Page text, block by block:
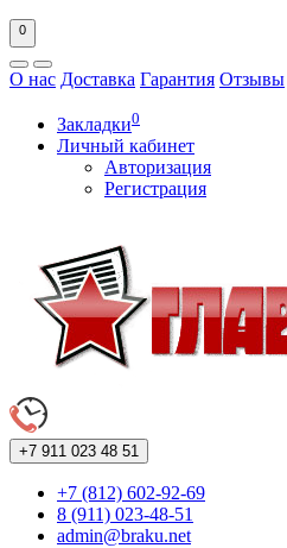
0
О нас Доставка Гарантия Отзывы
Закладки0
Личный кабинет
Авторизация
Регистрация
+7 911 023 48 51
+7 (812) 602-92-69
8 (911) 023-48-51
admin@braku.net